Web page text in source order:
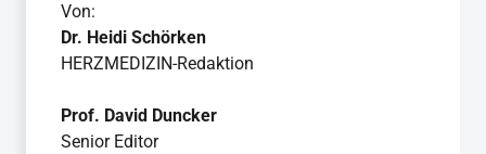
Von:
Dr. Heidi Schörken
HERZMEDIZIN-Redaktion
Prof. David Duncker
Senior Editor